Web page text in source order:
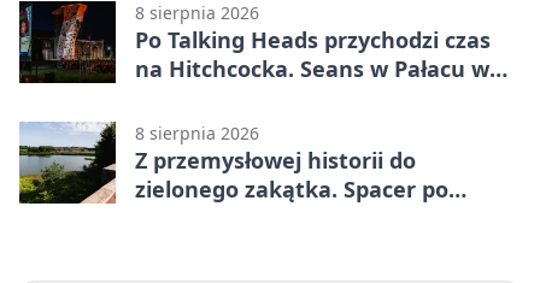
8 sierpnia 2026
Po Talking Heads przychodzi czas
na Hitchcocka. Seans w Pałacu w
8 sierpnia 2026
Z przemysłowej historii do
zielonego zakątka. Spacer po